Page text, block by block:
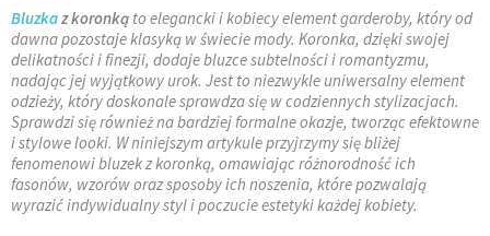
Bluzkaz koronką to elegancki i kobiecy element garderoby, który od
dawna pozostaje klasyką w świecie mody. Koronka, dzięki swojej
delikatności i finezji, dodaje bluzce subtelności i romantyzmu,
nadając jej wyjątkowy urok. Jest to niezwykle uniwersalny element
odzieży, który doskonale sprawdza się w codziennych stylizacjach.
Sprawdzi się również na bardziej formalne okazje, tworząc efektowne
i stylowe looki. W niniejszym artykule przyjrzymy się bliżej
fenomenowi bluzek z koronką, omawiając różnorodność ich
fasonów, wzorów oraz sposoby ich noszenia, które pozwalają
wyrazić indywidualny styl i poczucie estetyki każdej kobiety.